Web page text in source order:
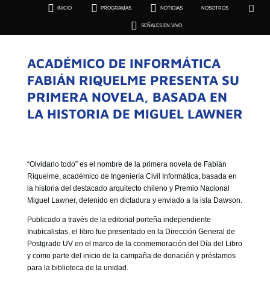
 INICIO  PROGRAMAS  NOTICIAS NOSOTROS 
 SEÑALES EN VIVO
 SEÑALES EN VIVO
ACADÉMICO DE INFORMÁTICA
FABIÁN RIQUELME PRESENTA SU
PRIMERA NOVELA, BASADA EN
LA HISTORIA DE MIGUEL LAWNER
“Olvidarlo todo” es el nombre de la primera novela de Fabián
Riquelme, académico de Ingeniería Civil Informática, basada en
la historia del destacado arquitecto chileno y Premio Nacional
Miguel Lawner, detenido en dictadura y enviado a la isla Dawson.
Publicado a través de la editorial porteña independiente
Inubicalistas, el libro fue presentado en la Dirección General de
Postgrado UV en el marco de la conmemoración del Día del Libro
y como parte del inicio de la campaña de donación y préstamos
para la biblioteca de la unidad.